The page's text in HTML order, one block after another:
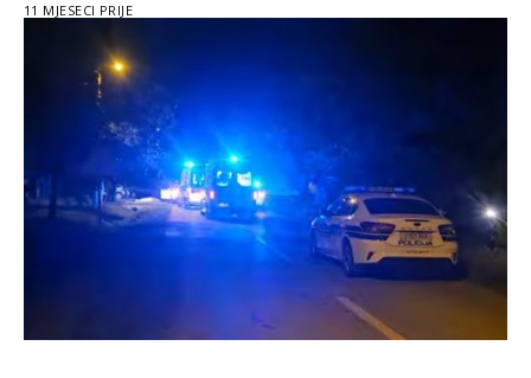
11 MJESECI PRIJE